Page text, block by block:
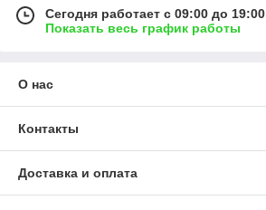
Сегодня работает с 09:00 до 19:00
Показать весь график работы
О нас
Контакты
Доставка и оплата